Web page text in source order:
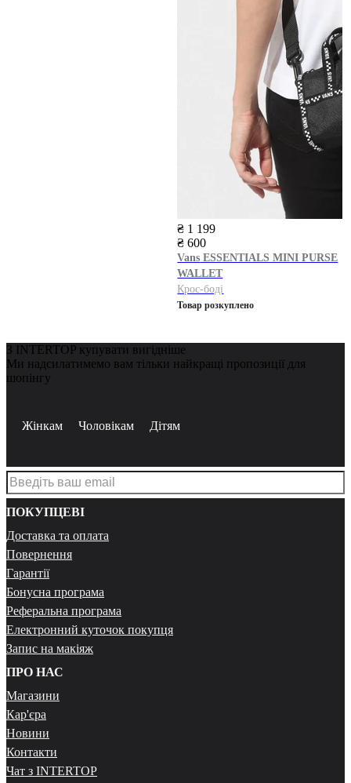
₴ 1 199
₴ 600
Vans ESSENTIALS MINI PURSE
WALLET
Крос-боді
Товар розкуплено
З INTERTOP купувати вигідніше
Ми надсилатимемо вам тільки найкращі пропозиції для
шопінгу
Жінкам Чоловікам Дітям
ПОКУПЦЕВІ
Доставка та оплата
Повернення
Гарантії
Бонусна програма
Реферальна програма
Електронний куточок покупця
Запис на макіяж
ПРО НАС
Магазини
Кар'єра
Новини
Контакти
Чат з INTERTOP